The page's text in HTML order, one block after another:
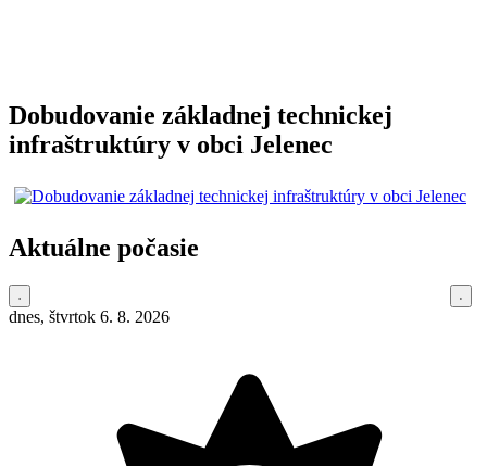
Dobudovanie základnej technickej
infraštruktúry v obci Jelenec
Aktuálne počasie
dnes, štvrtok 6. 8. 2026